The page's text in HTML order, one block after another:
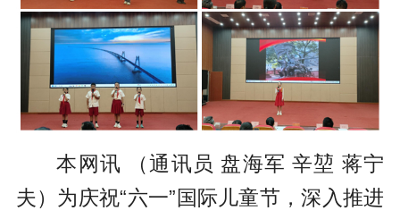
本网讯 （通讯员 盘海军 辛堃 蒋宁
夫）为庆祝“六一”国际儿童节，深入推进